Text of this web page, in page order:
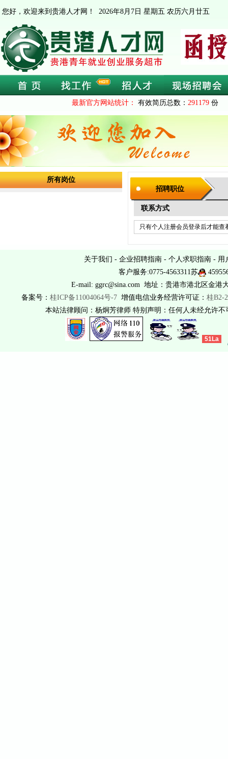
您好，欢迎来到贵港人才网！ 2026年8月7日 星期五 农历六月廿五
最新官方网站统计： 有效简历总数： 291179 份
所有岗位
招聘职位
联系方式
只有个人注册会员登录后才能查
关于我们 - 企业招聘指南 - 个人求职指南 - 用
客户服务:0775-4563311苏
E-mail: ggrc@sina.com 地址：贵港市港北区金港
备案号： 桂ICP备11004064号-7增值电信业务经营许可证： 桂B2-
本站法律顾问：杨炯芳律师 特别声明：任何人未经允许
51La